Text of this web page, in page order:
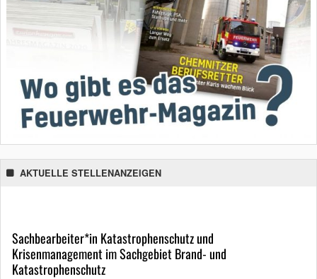
AKTUELLE STELLENANZEIGEN
Sachbearbeiter*in Katastrophenschutz und
Krisenmanagement im Sachgebiet Brand- und
Katastrophenschutz